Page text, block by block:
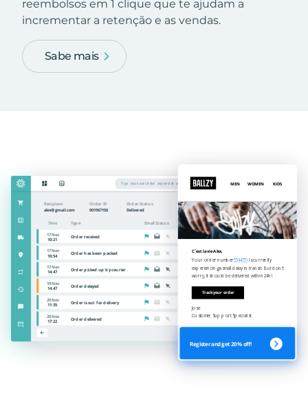
reembolsos em 1 clique que te ajudam a
incrementar a retenção e as vendas.
Sabe mais